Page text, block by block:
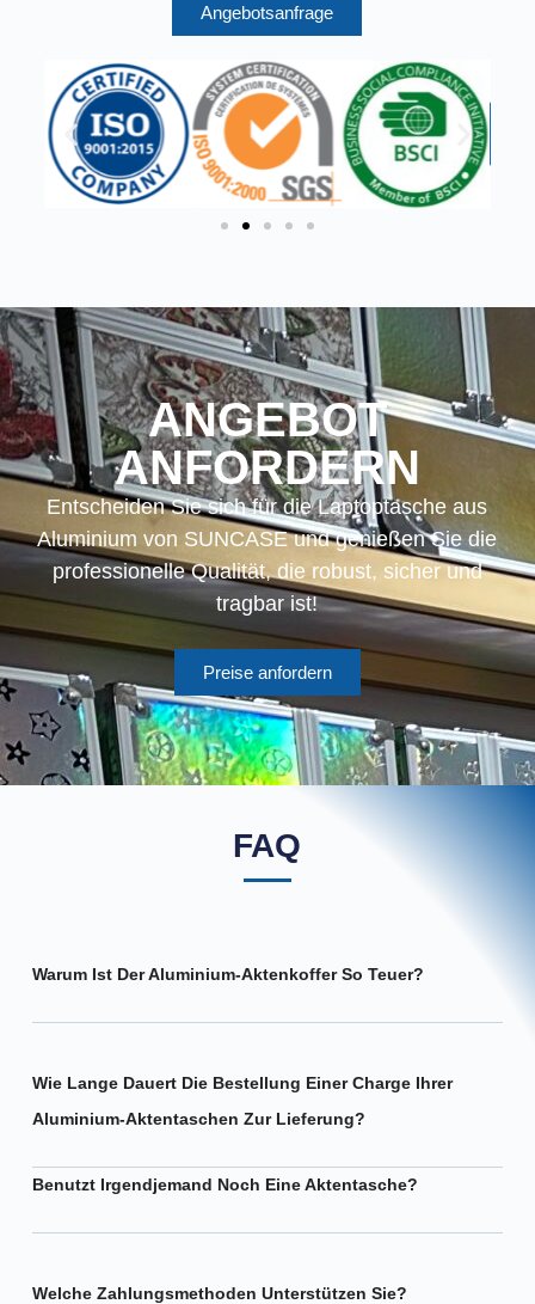
Angebotsanfrage
ANGEBOT
ANFORDERN
Entscheiden Sie sich für die Laptoptasche aus
Aluminium von SUNCASE und genießen Sie die
professionelle Qualität, die robust, sicher und
tragbar ist!
Preise anfordern
FAQ
Warum Ist Der Aluminium-Aktenkoffer So Teuer?
Wie Lange Dauert Die Bestellung Einer Charge Ihrer
Aluminium-Aktentaschen Zur Lieferung?
Benutzt Irgendjemand Noch Eine Aktentasche?
Welche Zahlungsmethoden Unterstützen Sie?